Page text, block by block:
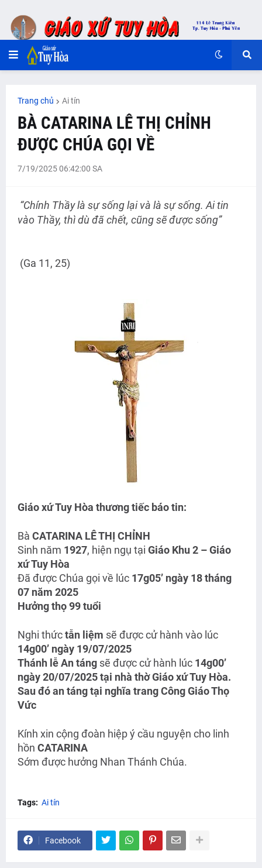
Trang chủ Ai tín
BÀ CATARINA LÊ THỊ CHỈNH
ĐƯỢC CHÚA GỌI VỀ
7/19/2025 06:42:00 SA
“Chính Thầy là sự sống lại và là sự sống. Ai tin
vào Thầy, thì dù đã chết, cũng sẽ được sống”
(Ga 11, 25)
Giáo xứ Tuy Hòa thương tiếc báo tin:
Bà CATARINA LÊ THỊ CHỈNH
Sinh năm 1927, hiện ngụ tại Giáo Khu 2 – Giáo
xứ Tuy Hòa
Đã được Chúa gọi về lúc 17g05’ ngày 18 tháng
07 năm 2025
Hưởng thọ 99 tuổi
Nghi thứctẫn liệm sẽ được cử hành vào lúc
14g00’ ngày 19/07/2025
Thánh lễ An táng sẽ được cử hành lúc 14g00’
ngày 20/07/2025 tại nhà thờ Giáo xứ Tuy Hòa.
Sau đó an táng tại nghĩa trangCông Giáo Thọ
Vức
Kính xin cộng đoàn hiệp ý cầu nguyện cho linh
hồn CATARINA
Sớm được hưởng Nhan Thánh Chúa.
Tags: Ai tín
Facebook